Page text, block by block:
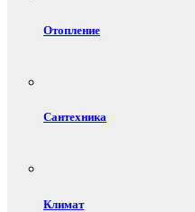
Отопление
Сантехника
Климат